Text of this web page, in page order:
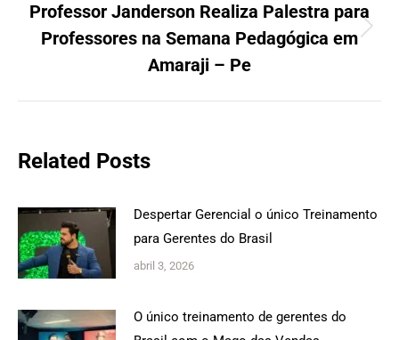
Próximo
post:
Professor Janderson Realiza Palestra para
Professores na Semana Pedagógica em
Amaraji – Pe
Related Posts
Despertar Gerencial o único Treinamento
para Gerentes do Brasil
abril 3, 2026
O único treinamento de gerentes do